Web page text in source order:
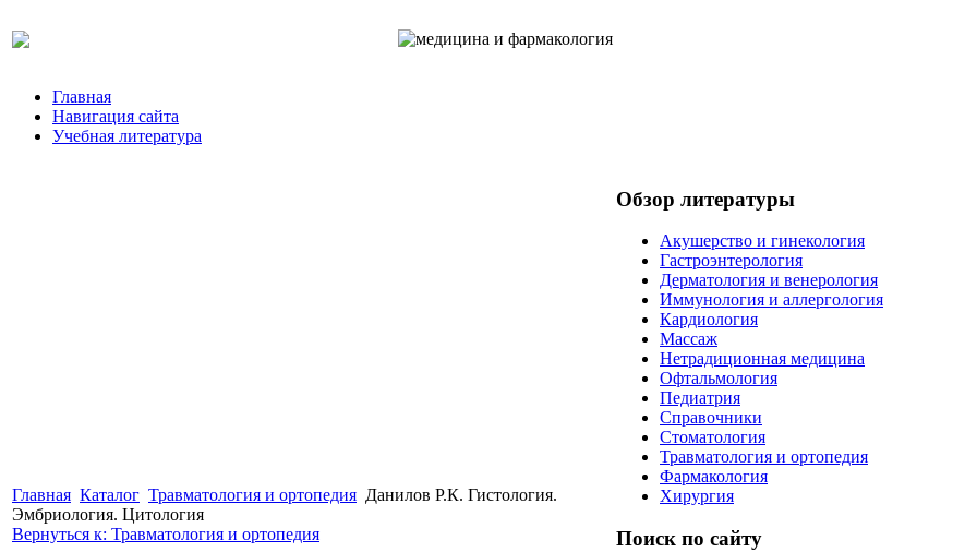
Главная
Навигация сайта
Учебная литература
Главная Каталог Травматология и ортопедия Данилов Р.К. Гистология.
Эмбриология. Цитология
Вернуться к: Травматология и ортопедия
Обзор литературы
Акушерство и гинекология
Гастроэнтерология
Дерматология и венерология
Иммунология и аллергология
Кардиология
Массаж
Нетрадиционная медицина
Офтальмология
Педиатрия
Справочники
Стоматология
Травматология и ортопедия
Фармакология
Хирургия
Поиск по сайту